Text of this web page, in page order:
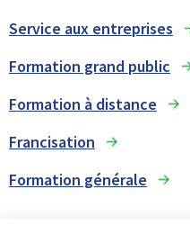
Service aux entreprises
Formation grand public
Formation à distance
Francisation
Formation générale